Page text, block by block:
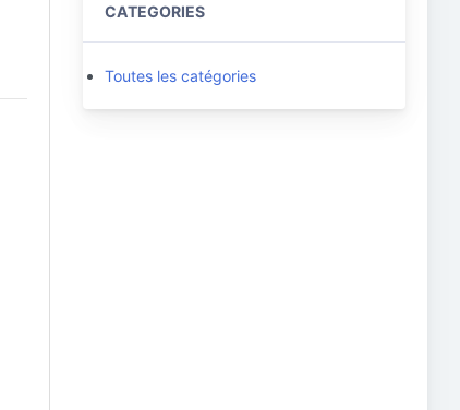
CATEGORIES
Toutes les catégories